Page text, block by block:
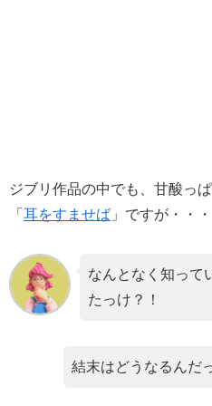
ジブリ作品の中でも、甘酸っ
「 耳をすませば 」ですが・・・
なんとなく知って
たっけ？！
結末はどうなるんだ